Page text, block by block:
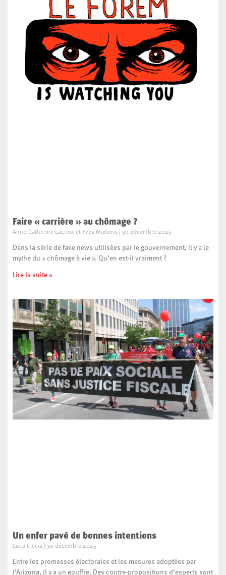
Faire « carrière » au chômage ?
Anne-Catherine Lacroix et Yves Martens 30 décembre 2025
Dans la série de fake news utilisées par le gouvernement, il y a le
mythe du « chômage à vie ». Qu’en est-il vraiment ?
Lire la suite »
Un enfer pavé de bonnes intentions
Luca Ciccia 30 décembre 2025
Entre les promesses électorales et les mesures adoptées par
l’Arizona, il y a un gouffre. Des contre-propositions d’experts sont